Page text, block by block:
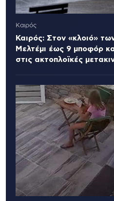
Καιρός
Καιρός: Στον «κλοιό»
Μελτέμι έως 9 μποφόρ
στις ακτοπλοϊκές